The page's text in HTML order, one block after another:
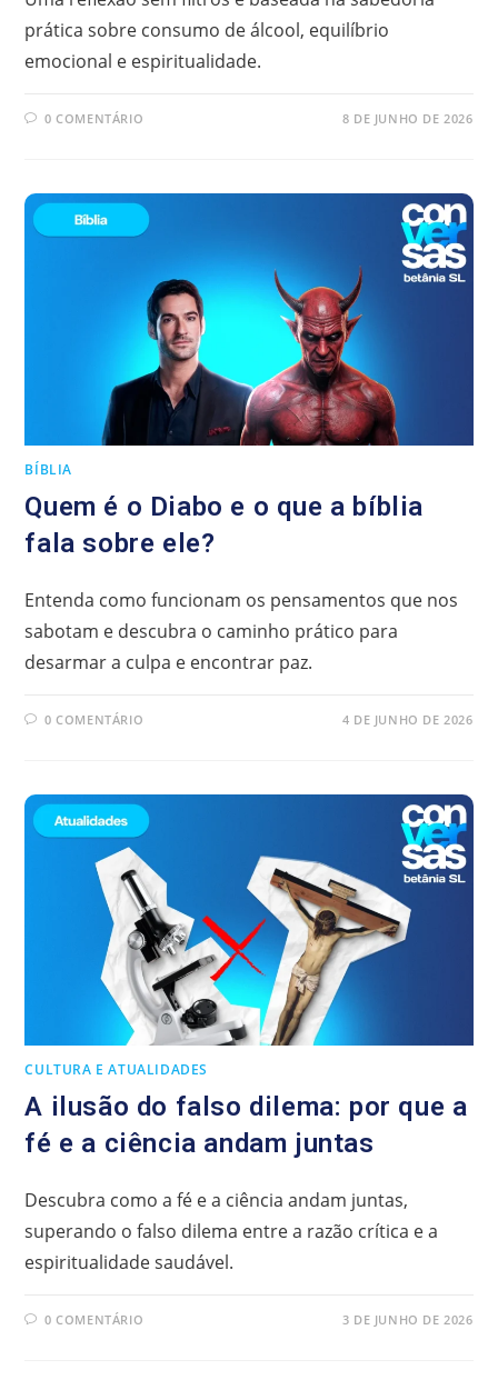
prática sobre consumo de álcool, equilíbrio
emocional e espiritualidade.
0 COMENTÁRIO 8 DE JUNHO DE 2026
BÍBLIA
Quem é o Diabo e o que a bíblia
fala sobre ele?
Entenda como funcionam os pensamentos que nos
sabotam e descubra o caminho prático para
desarmar a culpa e encontrar paz.
0 COMENTÁRIO 4 DE JUNHO DE 2026
CULTURA E ATUALIDADES
A ilusão do falso dilema: por que a
fé e a ciência andam juntas
Descubra como a fé e a ciência andam juntas,
superando o falso dilema entre a razão crítica e a
espiritualidade saudável.
0 COMENTÁRIO 3 DE JUNHO DE 2026